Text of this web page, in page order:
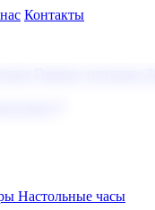
Контакты
Настольные часы